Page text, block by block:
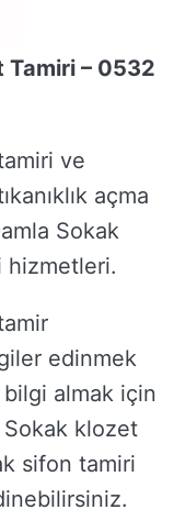
Tamiri – 0532
ve
açma
Sokak
hizmetleri.
edinmek
almak için
Sokak klozet
sifon tamiri